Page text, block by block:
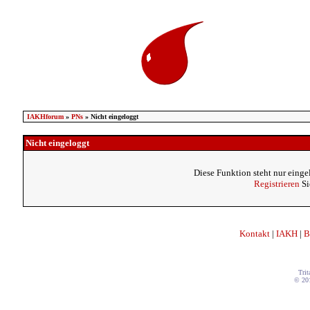
IAKHforum» PNs» Nicht eingeloggt
Nicht eingeloggt
Diese Funktion steht nur
Registrieren
Kontakt | IAKH |
©